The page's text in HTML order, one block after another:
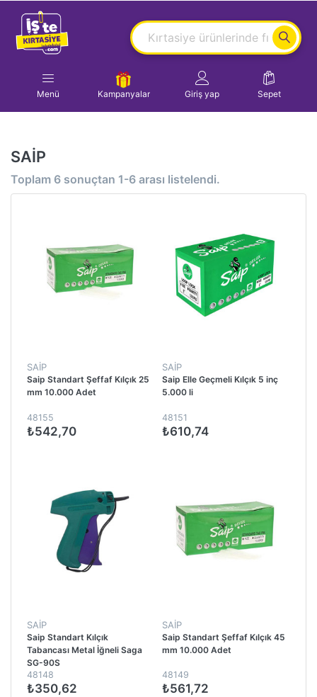
Menü Kampanyalar Giriş yap Sepet
SAİP
Toplam 6 sonuçtan 1-6 arası listelendi.
SAİP
Saip Standart Şeffaf Kılçık 25
mm 10.000 Adet
48155
₺542,70
SAİP
Saip Elle Geçmeli Kılçık 5 inç
5.000 li
48151
₺610,74
SAİP
Saip Standart Kılçık
Tabancası Metal İğneli Saga
SG-90S
48148
₺350,62
SAİP
Saip Standart Şeffaf Kılçık 45
mm 10.000 Adet
48149
₺561,72